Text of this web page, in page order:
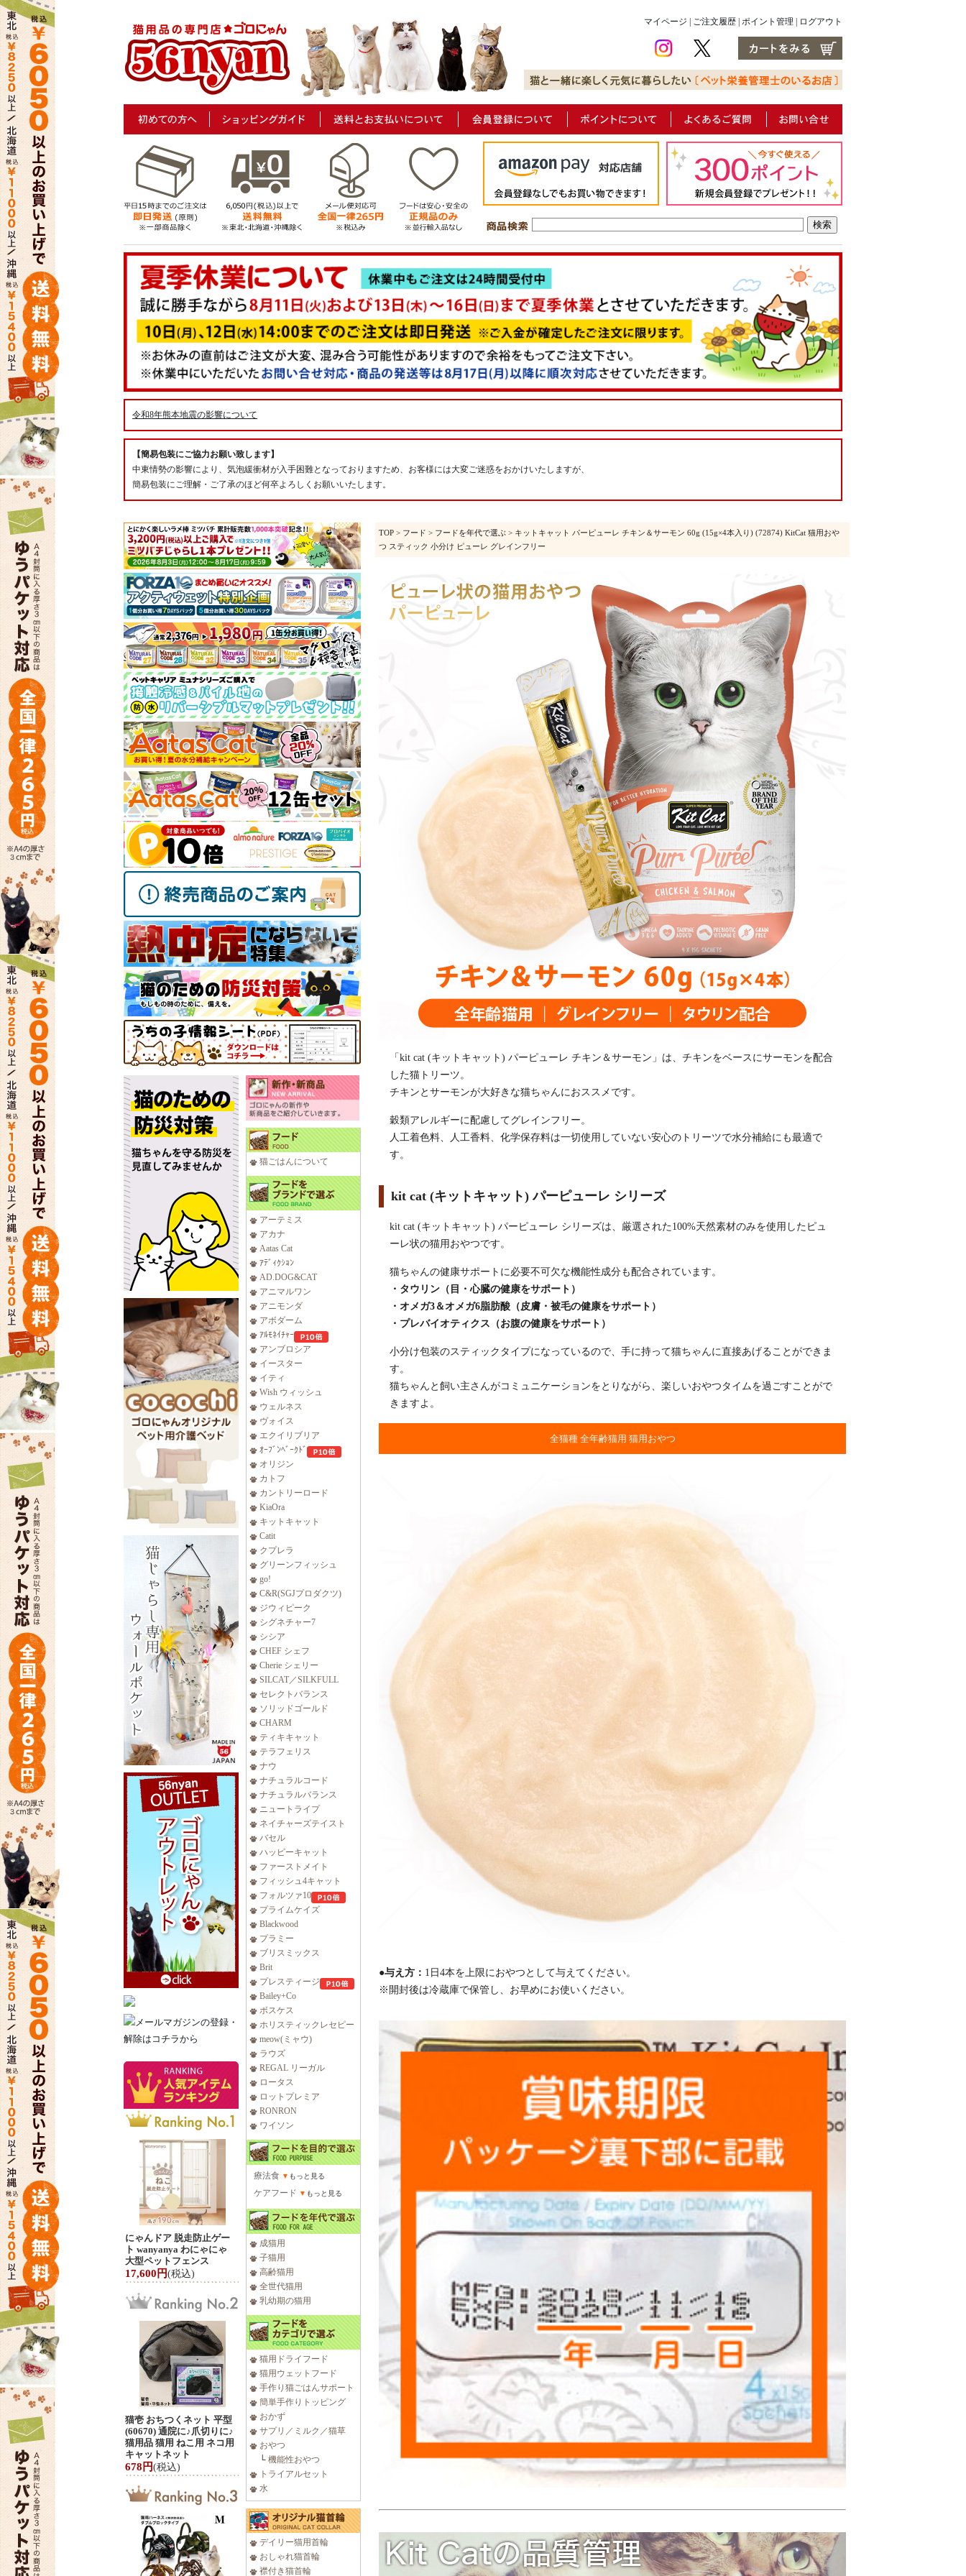
マイページ ご注文履歴 ポイント管理 ログアウト
令和8年熊本地震の影響について
【簡易包装にご協力お願い致します】
中東情勢の影響により、気泡緩衝材が入手困難となっておりますため、お客様には大変ご迷惑をおかけいたしますが、
簡易包装にご理解・ご了承のほど何卒よろしくお願いいたします。
にゃんドア 脱走防止ゲー
ト wanyanya わにゃにゃ
大型ペットフェンス
17,600円(税込)
猫壱 おちつくネット 平型
(60670) 通院に♪爪切りに♪
猫用品 猫用 ねこ用 ネコ用
キャットネット
678円(税込)
猫ごはんについて
アーテミス
アカナ
Aatas Cat
ｱﾃﾞｨｸｼｮﾝ
AD.DOG&CAT
アニマルワン
アニモンダ
アボダーム
ｱﾙﾓﾈｲﾁｬｰ
アンブロシア
イースター
イティ
Wish ウィッシュ
ウェルネス
ヴォイス
エクイリブリア
ｵｰﾌﾞﾝﾍﾞｰｸﾄﾞ
オリジン
カトフ
カントリーロード
KiaOra
キットキャット
Catit
クプレラ
グリーンフィッシュ
go!
C&R(SGJプロダクツ)
ジウィピーク
シグネチャー7
シシア
CHEF シェフ
Cherie シェリー
SILCAT／SILKFULL
セレクトバランス
ソリッドゴールド
CHARM
ティキキャット
テラフェリス
ナウ
ナチュラルコード
ナチュラルバランス
ニュートライプ
ネイチャーズテイスト
バセル
ハッピーキャット
ファーストメイト
フィッシュ4キャット
フォルツァ10
プライムケイズ
Blackwood
プラミー
ブリスミックス
Brit
プレスティージ
Bailey+Co
ボスケス
ホリスティックレセピー
meow(ミャウ)
ラウズ
REGAL リーガル
ロータス
ロットプレミア
RONRON
ワイソン
療法食 ▼ もっと見る
ケアフード ▼ もっと見る
成猫用
子猫用
高齢猫用
全世代猫用
乳幼期の猫用
猫用ドライフード
猫用ウェットフード
手作り猫ごはんサポート
簡単手作りトッピング
おかず
サプリ／ミルク／猫草
おやつ
└ 機能性おやつ
トライアルセット
水
デイリー猫用首輪
おしゃれ猫首輪
襟付き猫首輪
TOP > フード > フードを年代で選ぶ > キットキャット パーピューレ チキン＆サーモン 60g (15g×4本入り) (72874) KitCat 猫用おや
つ スティック 小分け ピューレ グレインフリー
「kit cat (キットキャット) パーピューレ チキン＆サーモン」は、チキンをベースにサーモンを配合
した猫トリーツ。
チキンとサーモンが大好きな猫ちゃんにおススメです。
穀類アレルギーに配慮してグレインフリー。
人工着色料、人工香料、化学保存料は一切使用していない安心のトリーツで水分補給にも最適で
す。
kit cat (キットキャット) パーピューレ シリーズ
kit cat (キットキャット) パーピューレ シリーズは、厳選された100%天然素材のみを使用したピュ
ーレ状の猫用おやつです。
猫ちゃんの健康サポートに必要不可欠な機能性成分も配合されています。
・タウリン（目・心臓の健康をサポート）
・オメガ3＆オメガ6脂肪酸（皮膚・被毛の健康をサポート）
・プレバイオティクス（お腹の健康をサポート）
小分け包装のスティックタイプになっているので、手に持って猫ちゃんに直接あげることができま
す。
猫ちゃんと飼い主さんがコミュニケーションをとりながら、楽しいおやつタイムを過ごすことがで
きますよ。
全猫種 全年齢猫用 猫用おやつ
●与え方： 1日4本を上限におやつとして与えてください。
※開封後は冷蔵庫で保管し、お早めにお使いください。